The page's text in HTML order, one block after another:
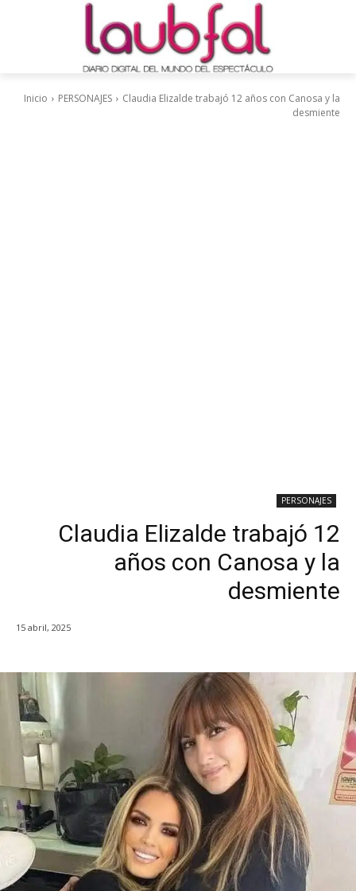
Inicio PERSONAJES
Claudia Elizalde trabajó 12 años con Canosa y la
desmiente
PERSONAJES
Claudia Elizalde trabajó 12
años con Canosa y la
desmiente
15 abril, 2025